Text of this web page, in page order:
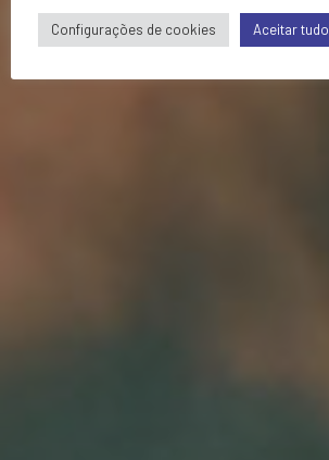
Configurações de cookies Aceitar tudo